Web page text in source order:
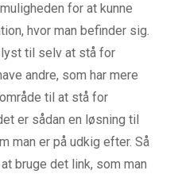
for at kunne
hvor man befinder sig.
lyst til selv at stå for
andre, som har mere
til at stå for
er sådan en løsning til
man er på udkig efter. Så
bruge det link, som man